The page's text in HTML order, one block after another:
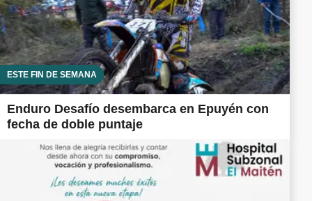
ESTE FIN DE SEMANA
Enduro Desafío desembarca en Epuyén con
fecha de doble puntaje